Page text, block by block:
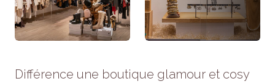
Différence une boutique glamour et cosy
refusez ces
cookies,
certaines
fonctionnalités